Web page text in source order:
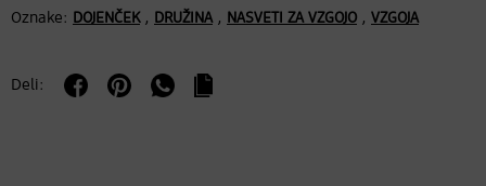
Oznake: DOJENČEK, DRUŽINA, NASVETI ZA VZGOJO , VZGOJA
Deli: